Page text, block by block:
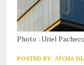
Photo : Uriel
POSTED BY: AÏCHA